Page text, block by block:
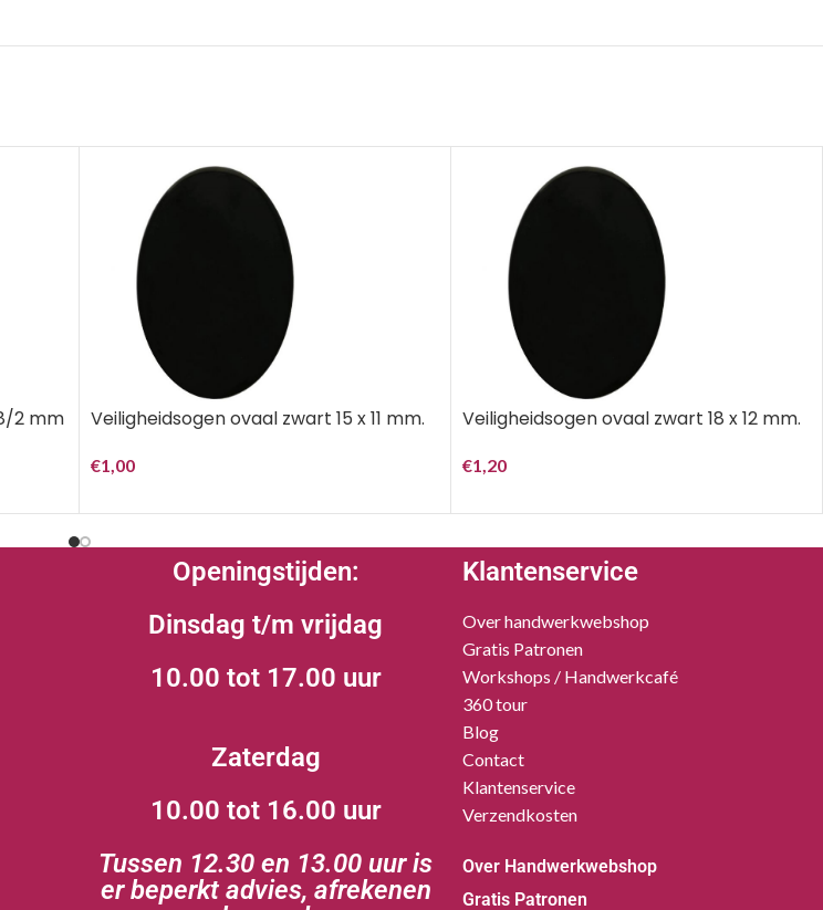
2 mm
Veiligheidsogen ovaal zwart 15 x 11 mm.
€1,00
Veiligheidsogen ovaal zwart 18 x 12 mm.
€1,20
Openingstijden:
Dinsdag t/m vrijdag
10.00 tot 17.00 uur
Zaterdag
10.00 tot 16.00 uur
Tussen 12.30 en 13.00 uur is
er beperkt advies, afrekenen
Klantenservice
Over handwerkwebshop
Gratis Patronen
Workshops / Handwerkcafé
360 tour
Blog
Contact
Klantenservice
Verzendkosten
Over Handwerkwebshop
Gratis Patronen